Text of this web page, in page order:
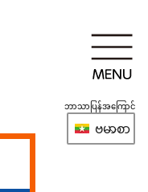
ဘာသာပြန်အကြောင်
ဗမာစာ